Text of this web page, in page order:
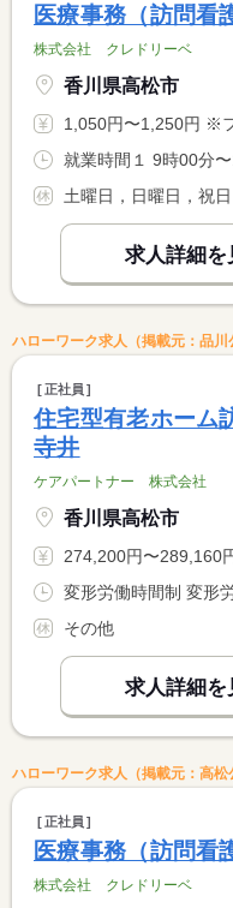
医療事務（訪問看
株式会社 クレドリーベ
香川県高松市
1,050円〜1,250円 ※フルタイム求人の場合
土曜日，日曜日，祝
求人詳細を
ハローワーク求人（掲載元：品川
正社員
住宅型有老ホーム
寺井
ケアパートナー 株式会社
香川県高松市
274,200円〜289,160円 ※フルタイム求人の場
その他
求人詳細を
ハローワーク求人（掲載元：高松
正社員
医療事務（訪問看
株式会社 クレドリーベ